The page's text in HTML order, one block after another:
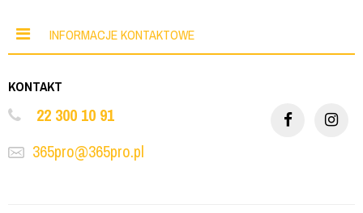
INFORMACJE KONTAKTOWE
KONTAKT
22 300 10 91
365pro@365pro.pl